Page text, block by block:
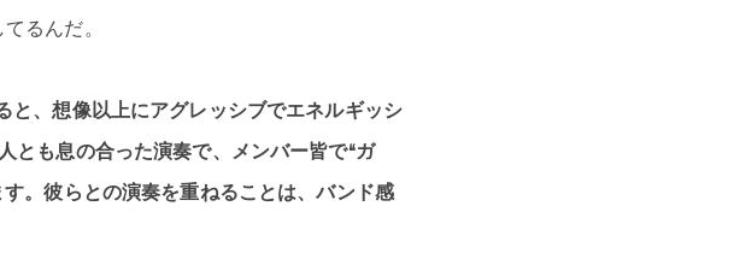
るんだ。
、想像以上にアグレッシブでエネルギッシ
とも息の合った演奏で、メンバー皆で“ガ
。彼らとの演奏を重ねることは、バンド感